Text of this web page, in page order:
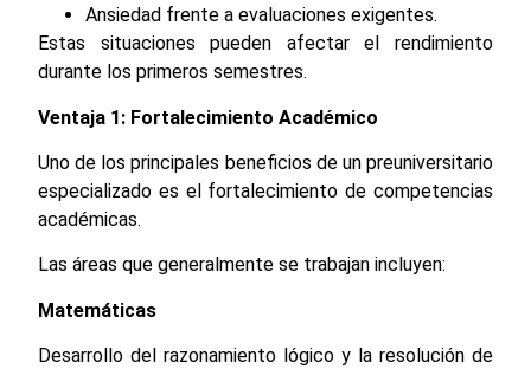
Ansiedad frente a evaluaciones exigentes.
Estas situaciones pueden afectar el rendimiento
durante los primeros semestres.
Ventaja 1: Fortalecimiento Académico
Uno de los principales beneficios de un preuniversitario
especializado es el fortalecimiento de competencias
académicas.
Las áreas que generalmente se trabajan incluyen:
Matemáticas
Desarrollo del razonamiento lógico y la resolución de